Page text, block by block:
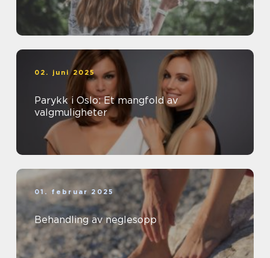
02. juni 2025
Parykk i Oslo: Et mangfold av
valgmuligheter
01. februar 2025
Behandling av neglesopp